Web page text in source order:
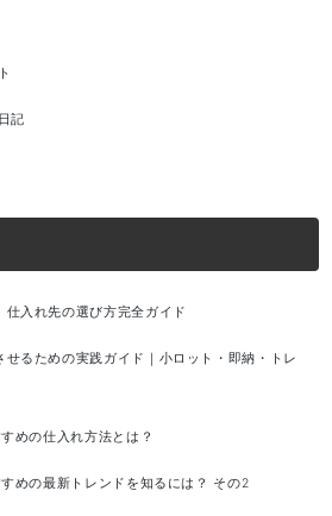
記
仕入れ先の選び方完全ガイド
るための実践ガイド｜小ロット・即納・トレ
めの仕入れ方法とは？
めの最新トレンドを知るには？ その2